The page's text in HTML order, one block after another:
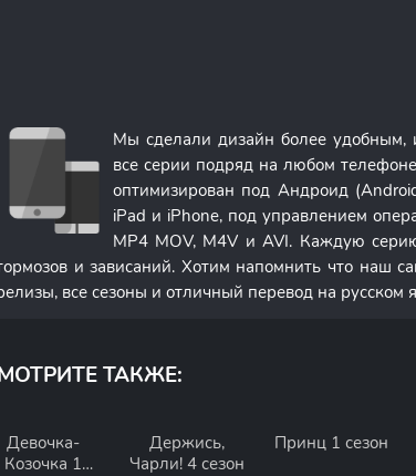
Мы сделали дизайн более удобным,
все серии подряд на любом
оптимизирован под Андроид
iPad и iPhone, под управлением
MP4 MOV, M4V и AVI. Каждую
и зависаний. Хотим напомнить что наш
все сезоны и отличный перевод на русском
ТАКЖЕ:
Девочка-
Козочка 1
Держись,
Чарли! 4 сезон
Принц 1 сезон